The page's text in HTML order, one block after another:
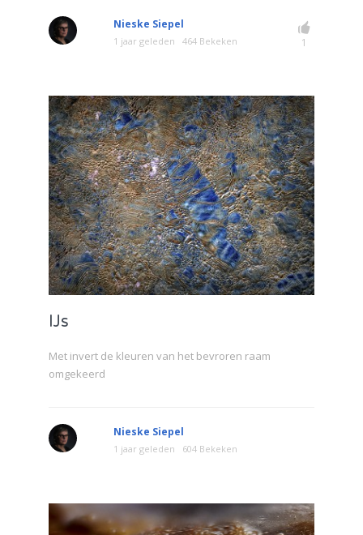
Nieske Siepel
1 jaar geleden 464 Bekeken 1
IJs
Met invert de kleuren van het bevroren raam
omgekeerd
Nieske Siepel
1 jaar geleden 604 Bekeken